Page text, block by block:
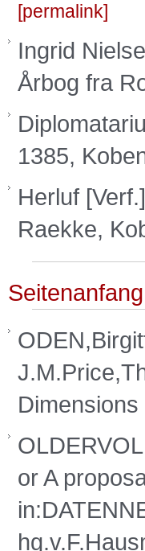
permalink
Ingrid
Årbog fra
1385,
Herluf
Raekke,
Seitenanfang
or A